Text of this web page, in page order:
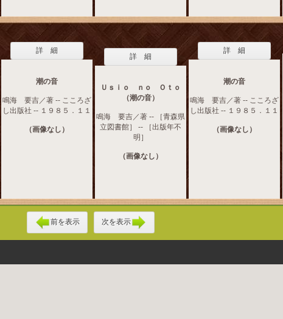
詳 細
潮の音
鳴海 要吉／著 -- こころざ
し出版社 -- １９８５．１１
（画像なし）
詳 細
Ｕｓｉｏ ｎｏ Ｏｔｏ
（潮の音）
鳴海 要吉／著 -- ［青森県
立図書館］ -- ［出版年不
明］
（画像なし）
詳 細
潮の音
鳴海 要吉／著 -- こころざ
し出版社 -- １９８５．１１
（画像なし）
前を表示 次を表示